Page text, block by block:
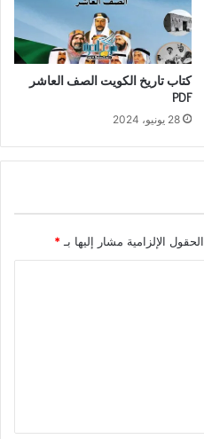
كتاب تاريخ الكويت الصف العاشر
PDF
28 يونيو، 2024
الحقول الإلزامية مشار إليها بـ *